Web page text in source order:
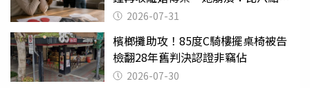
還扯2026-07-31
檳榔攤助攻！85度C騎樓擺桌椅被告
檢翻28年舊判決認證非竊佔
2026-07-30